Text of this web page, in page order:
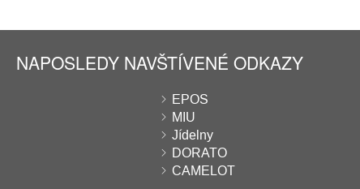
NAPOSLEDY NAVŠTÍVENÉ ODKAZY
EPOS
MIU
Jídelny
DORATO
CAMELOT